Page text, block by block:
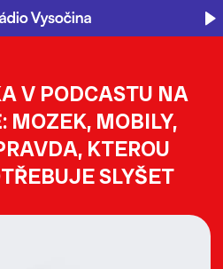
V PODCASTU NA
MOZEK, MOBILY,
KTEROU
SLYŠET